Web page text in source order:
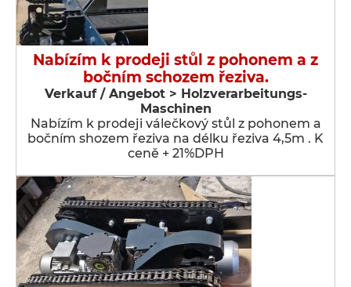
Nabízím k prodeji stůl z pohonem a z
bočním schozem řeziva.
Verkauf / Angebot > Holzverarbeitungs-
Maschinen
Nabízím k prodeji válečkový stůl z pohonem a
bočním shozem řeziva na délku řeziva 4,5m . K
ceně + 21%DPH